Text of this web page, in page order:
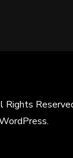
Rights
.